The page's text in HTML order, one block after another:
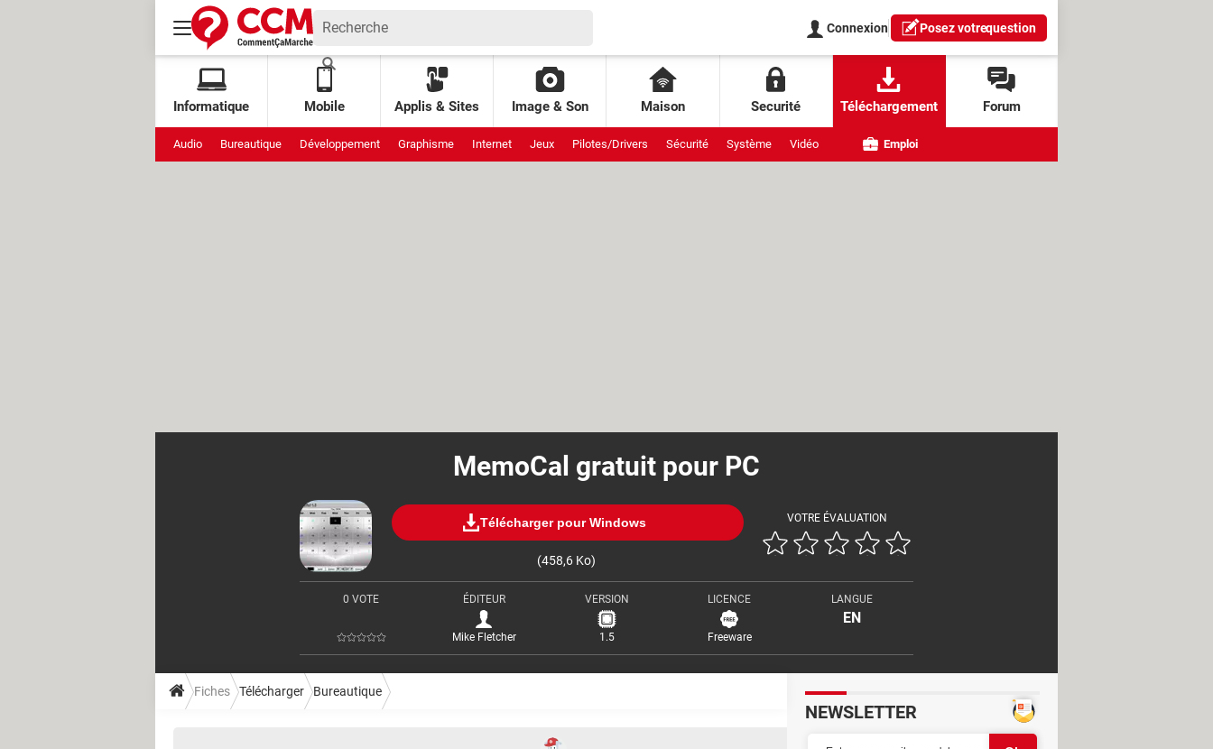
Connexion Posez votrequestion
Informatique Mobile Applis & Sites Image & Son Maison Securité Téléchargement Forum
Audio Bureautique Développement Graphisme Internet Jeux Pilotes/Drivers Sécurité Système Vidéo Emploi
MemoCal gratuit pour PC
Télécharger pour Windows
(458,6 Ko)
VOTRE ÉVALUATION
0 VOTE ÉDITEUR
Mike Fletcher
VERSION
1.5
LICENCE
Freeware
LANGUE
EN
Fiches Télécharger Bureautique
NEWSLETTER